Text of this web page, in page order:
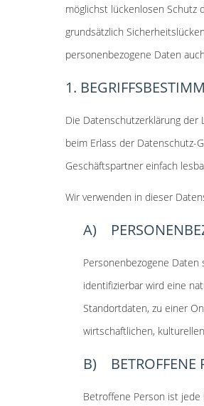
möglichst lückenlosen
grundsätzlich
personenbezogene Daten
1.
Die Datenschutzerklärung der
beim Erlass der Datenschutz-
Geschäftspartner einfach
Wir verwenden in dieser
A)
Personenbezogene
identifizierbar wird eine
Standortdaten, zu einer
wirtschaftlichen,
B) BETROFFENE
Betroffene Person ist